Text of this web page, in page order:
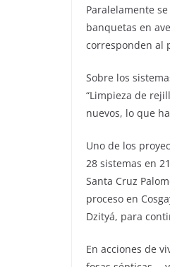
Paralelamente
banquetas en
corresponden al
Sobre los
“Limpieza de
nuevos, lo que
Uno de los
28 sistemas en
Santa Cruz
proceso en
Dzityá, para
En acciones de